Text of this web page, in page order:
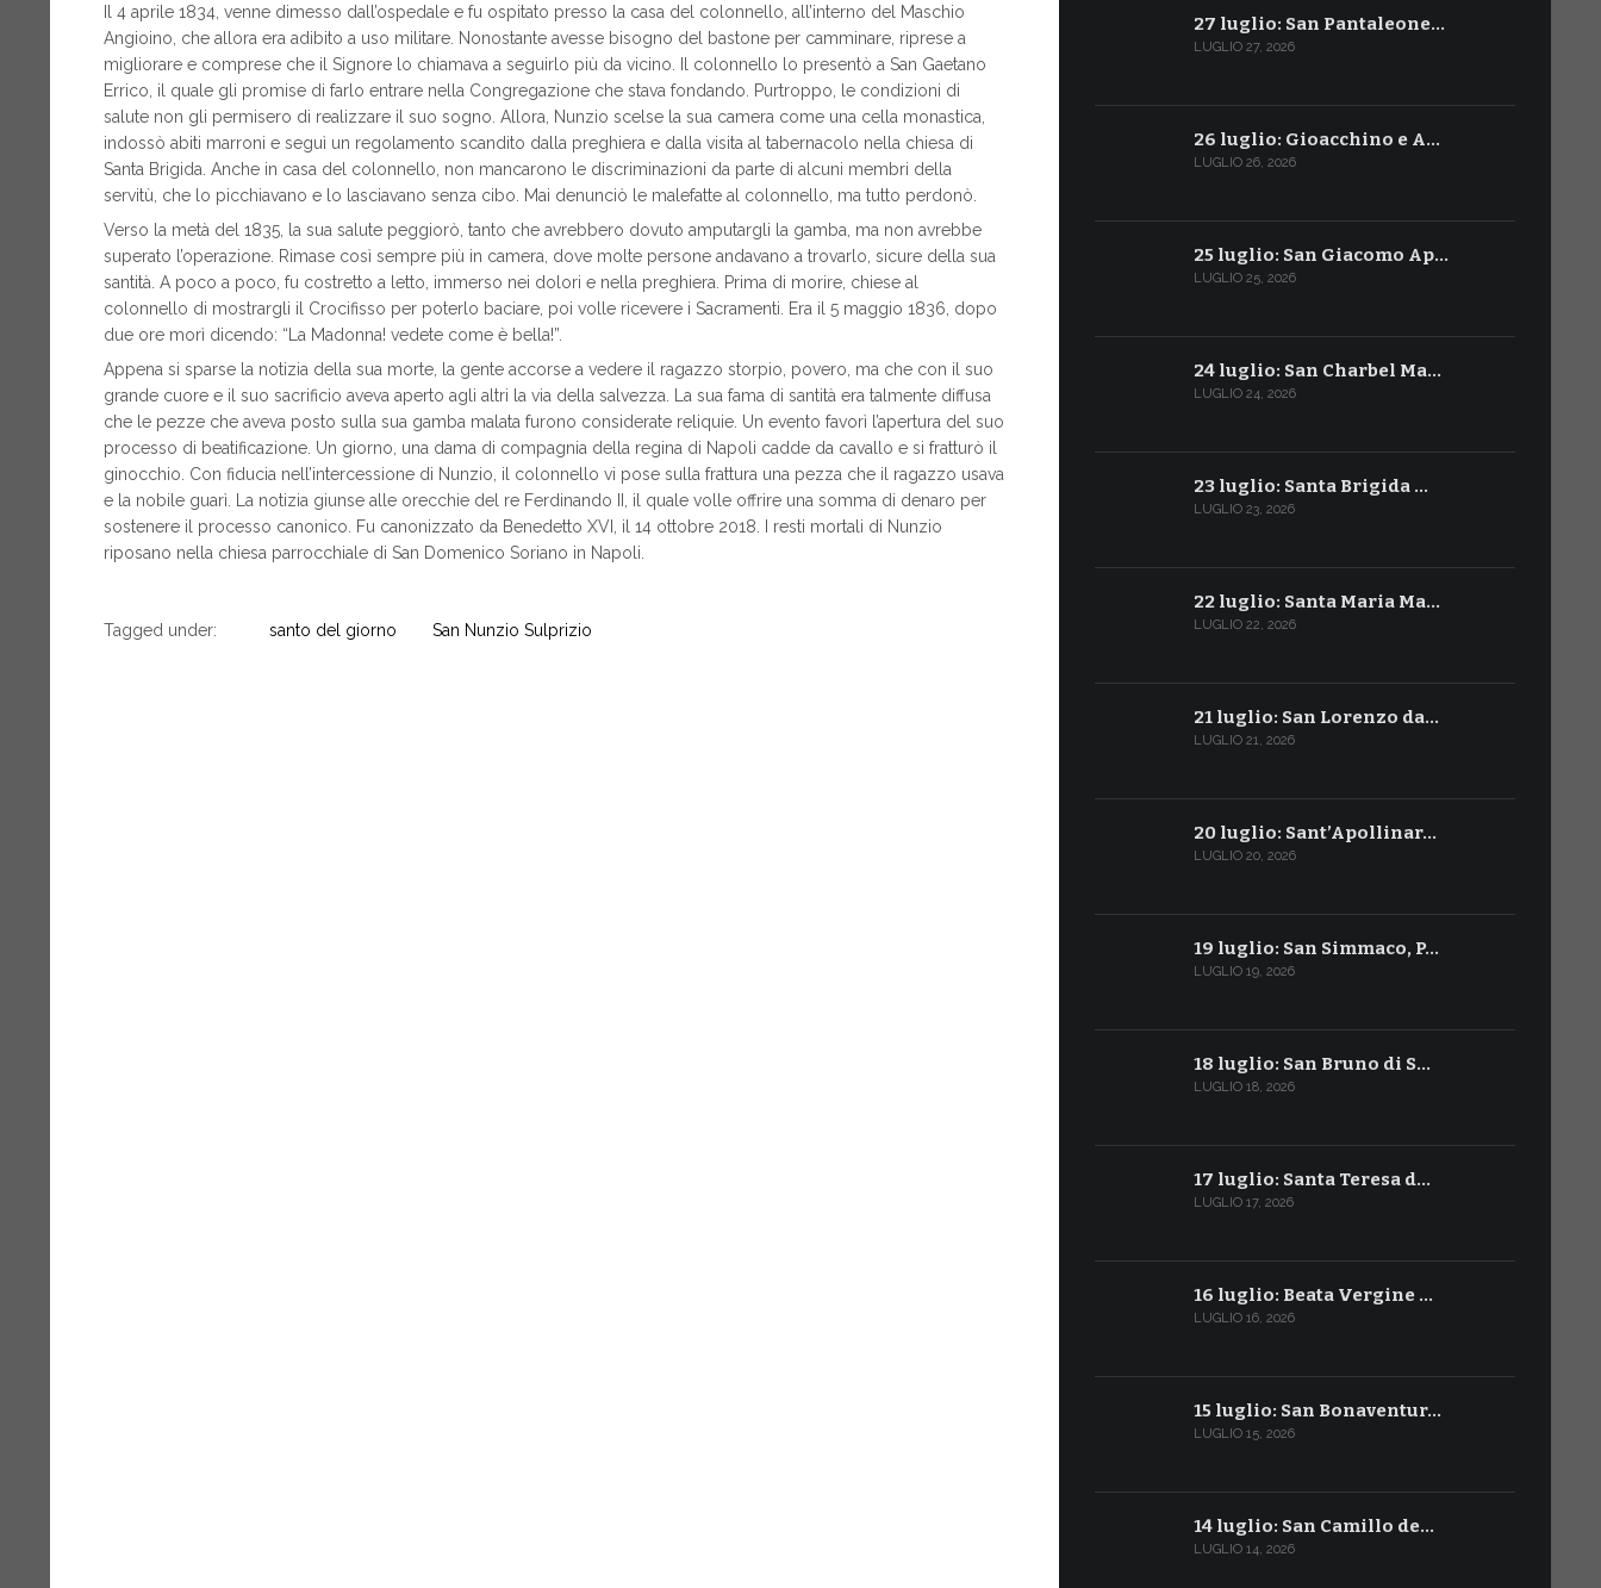
Il 4 aprile 1834, venne dimesso dall’ospedale e fu ospitato presso la casa del colonnello, all’interno del Maschio
Angioino, che allora era adibito a uso militare. Nonostante avesse bisogno del bastone per camminare, riprese a
migliorare e comprese che il Signore lo chiamava a seguirlo più da vicino. Il colonnello lo presentò a San Gaetano
Errico, il quale gli promise di farlo entrare nella Congregazione che stava fondando. Purtroppo, le condizioni di
salute non gli permisero di realizzare il suo sogno. Allora, Nunzio scelse la sua camera come una cella monastica,
indossò abiti marroni e seguì un regolamento scandito dalla preghiera e dalla visita al tabernacolo nella chiesa di
Santa Brigida. Anche in casa del colonnello, non mancarono le discriminazioni da parte di alcuni membri della
servitù, che lo picchiavano e lo lasciavano senza cibo. Mai denunciò le malefatte al colonnello, ma tutto perdonò.
Verso la metà del 1835, la sua salute peggiorò, tanto che avrebbero dovuto amputargli la gamba, ma non avrebbe
superato l’operazione. Rimase così sempre più in camera, dove molte persone andavano a trovarlo, sicure della sua
santità. A poco a poco, fu costretto a letto, immerso nei dolori e nella preghiera. Prima di morire, chiese al
colonnello di mostrargli il Crocifisso per poterlo baciare, poi volle ricevere i Sacramenti. Era il 5 maggio 1836, dopo
due ore morì dicendo: “La Madonna! vedete come è bella!”.
Appena si sparse la notizia della sua morte, la gente accorse a vedere il ragazzo storpio, povero, ma che con il suo
grande cuore e il suo sacrificio aveva aperto agli altri la via della salvezza. La sua fama di santità era talmente diffusa
che le pezze che aveva posto sulla sua gamba malata furono considerate reliquie. Un evento favorì l’apertura del suo
processo di beatificazione. Un giorno, una dama di compagnia della regina di Napoli cadde da cavallo e si fratturò il
ginocchio. Con fiducia nell’intercessione di Nunzio, il colonnello vi pose sulla frattura una pezza che il ragazzo usava
e la nobile guarì. La notizia giunse alle orecchie del re Ferdinando II, il quale volle offrire una somma di denaro per
sostenere il processo canonico. Fu canonizzato da Benedetto XVI, il 14 ottobre 2018. I resti mortali di Nunzio
riposano nella chiesa parrocchiale di San Domenico Soriano in Napoli.
Tagged under: santo del giorno San Nunzio Sulprizio
27 luglio: San Pantaleone…
LUGLIO 27, 2026
26 luglio: Gioacchino e A…
LUGLIO 26, 2026
25 luglio: San Giacomo Ap…
LUGLIO 25, 2026
24 luglio: San Charbel Ma…
LUGLIO 24, 2026
23 luglio: Santa Brigida …
LUGLIO 23, 2026
22 luglio: Santa Maria Ma…
LUGLIO 22, 2026
21 luglio: San Lorenzo da…
LUGLIO 21, 2026
20 luglio: Sant’Apollinar…
LUGLIO 20, 2026
19 luglio: San Simmaco, P…
LUGLIO 19, 2026
18 luglio: San Bruno di S…
LUGLIO 18, 2026
17 luglio: Santa Teresa d…
LUGLIO 17, 2026
16 luglio: Beata Vergine …
LUGLIO 16, 2026
15 luglio: San Bonaventur…
LUGLIO 15, 2026
14 luglio: San Camillo de…
LUGLIO 14, 2026